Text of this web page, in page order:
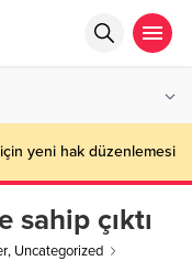
yeni hak düzenlemesi
sahip çıktı
, Uncategorized